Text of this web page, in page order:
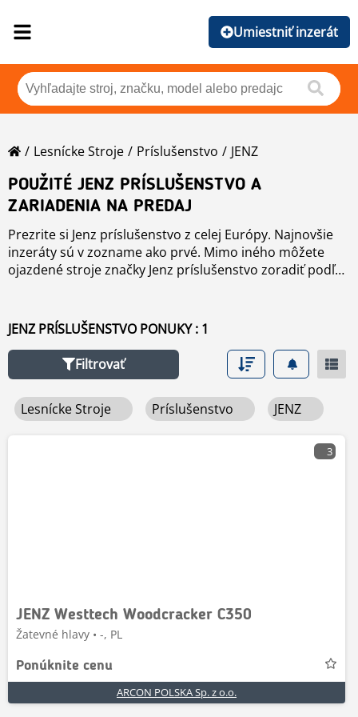
Umiestniť inzerát
Lesnícke Stroje Príslušenstvo
JENZ
POUŽITÉ JENZ PRÍSLUŠENSTVO A
ZARIADENIA NA PREDAJ
Prezrite si Jenz príslušenstvo z celej Európy. Najnovšie
inzeráty sú v zozname ako prvé. Mimo iného môžete
ojazdené stroje značky Jenz príslušenstvo zoradiť podľa
kliknutím na tento odkazpríslušenstvo
JENZ PRÍSLUŠENSTVO PONUKY : 1
Filtrovať
Lesnícke Stroje Príslušenstvo JENZ
3
JENZ Westtech Woodcracker C350
Žatevné hlavy • -, PL
Ponúknite cenu
ARCON POLSKA Sp. z o.o.